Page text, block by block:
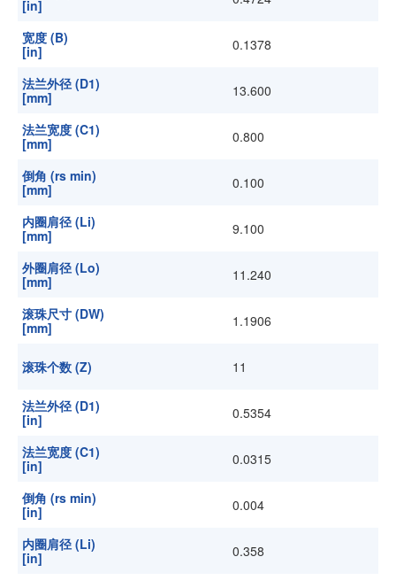
[in]
宽度 (B)
[in]
0.1378
法兰外径 (D1)
[mm]
13.600
法兰宽度 (C1)
[mm]
0.800
倒角 (rs min)
[mm]
0.100
内圈肩径 (Li)
[mm]
9.100
外圈肩径 (Lo)
[mm]
11.240
滚珠尺寸 (DW)
[mm]
1.1906
滚珠个数 (Z) 11
法兰外径 (D1)
[in]
0.5354
法兰宽度 (C1)
[in]
0.0315
倒角 (rs min)
[in]
0.004
内圈肩径 (Li)
[in]
0.358